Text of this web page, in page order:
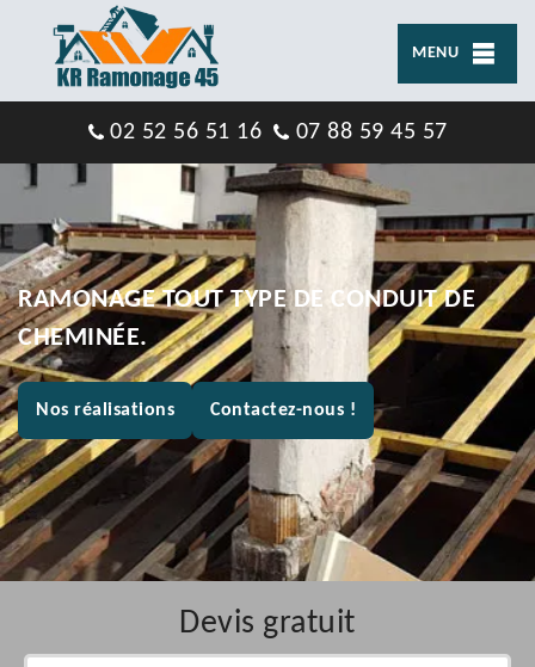
MENU
02 52 56 51 16 07 88 59 45 57
RAMONAGE TOUT TYPE DE CONDUIT DE
CHEMINÉE.
Nos réalisations Contactez-nous !
Devis gratuit